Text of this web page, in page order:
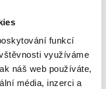
funkcí
využíváme
náš web používáte,
média, inzerci a